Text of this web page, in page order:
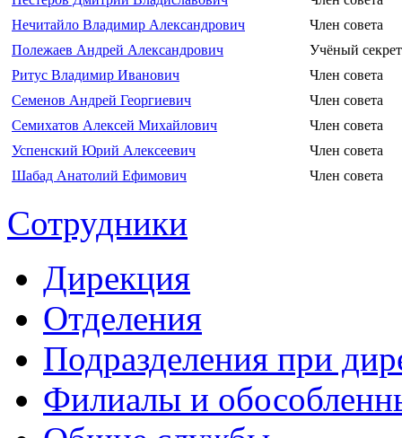
Нечитайло Владимир Александрович
Член совета
Полежаев Андрей Александрович
Учёный
Ритус Владимир Иванович
Член совета
Семенов Андрей Георгиевич
Член совета
Семихатов Алексей Михайлович
Член совета
Успенский Юрий Алексеевич
Член совета
Шабад Анатолий Ефимович
Член совета
Сотрудники
Дирекция
Отделения
Подразделения при
Филиалы и